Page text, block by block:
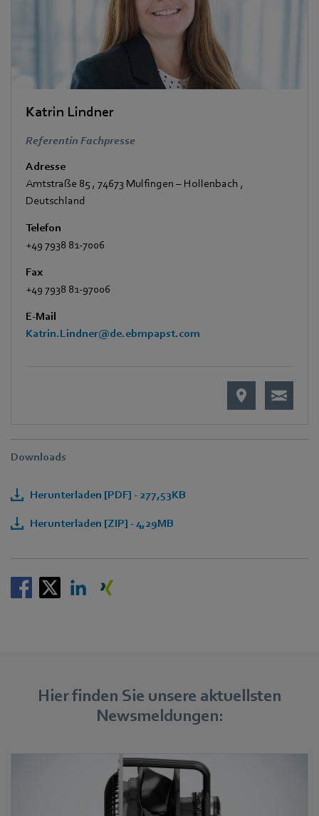
Katrin Lindner
Referentin Fachpresse
Adresse
Amtstraße 85 , 74673 Mulfingen – Hollenbach ,
Deutschland
Telefon
+49 7938 81-7006
Fax
+49 7938 81-97006
E-Mail
Katrin.Lindner@de.ebmpapst.com
Downloads
Herunterladen [PDF] - 277,53KB
Herunterladen [ZIP] - 4,29MB
Hier finden Sie unsere aktuellsten
Newsmeldungen: